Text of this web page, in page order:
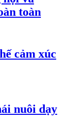
toàn
cảm xúc
nuôi dạy